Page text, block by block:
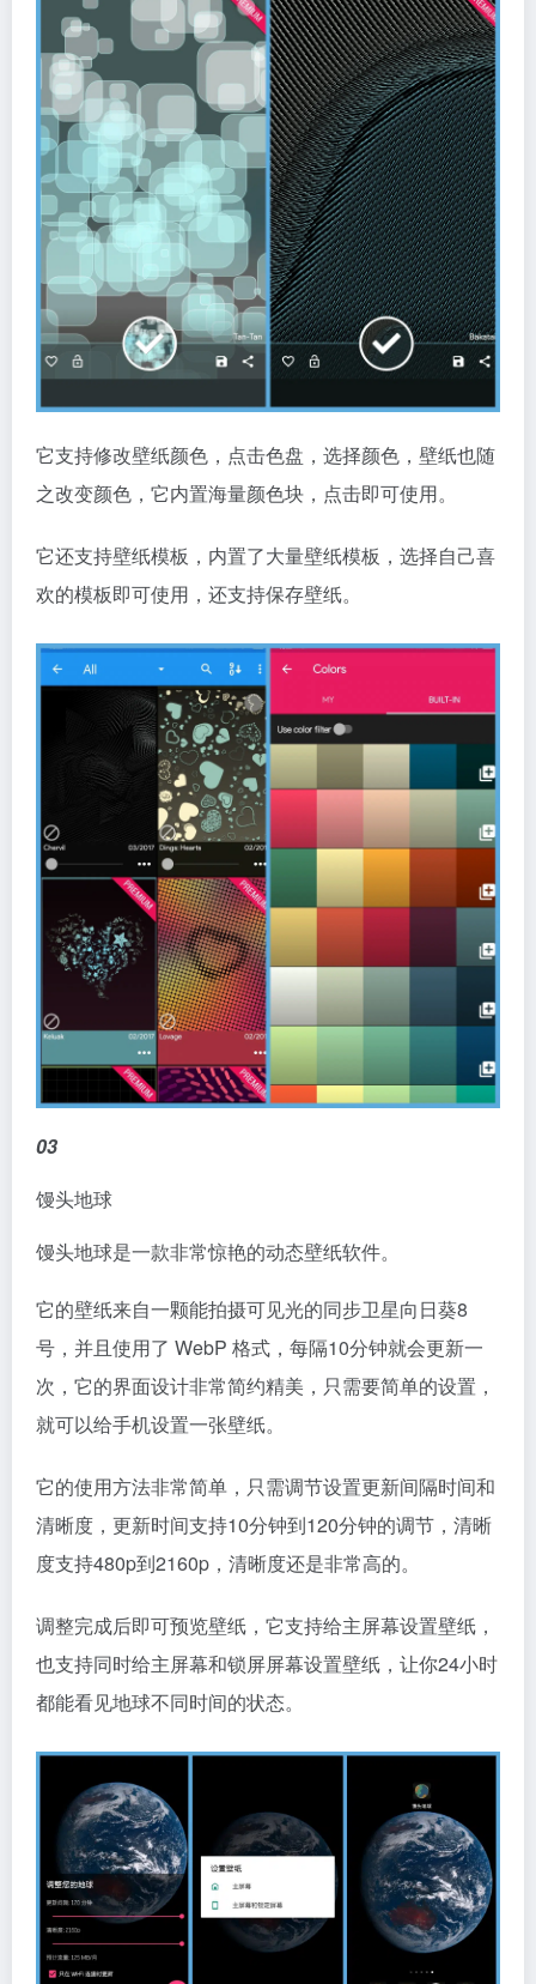
它支持修改壁纸颜色，点击色盘，选择颜色，壁纸也随
之改变颜色，它内置海量颜色块，点击即可使用。
它还支持壁纸模板，内置了大量壁纸模板，选择自己喜
欢的模板即可使用，还支持保存壁纸。
03
馒头地球
馒头地球是一款非常惊艳的动态壁纸软件。
它的壁纸来自一颗能拍摄可见光的同步卫星向日葵8
号，并且使用了 WebP 格式，每隔10分钟就会更新一
次，它的界面设计非常简约精美，只需要简单的设置，
就可以给手机设置一张壁纸。
它的使用方法非常简单，只需调节设置更新间隔时间和
清晰度，更新时间支持10分钟到120分钟的调节，清晰
度支持480p到2160p，清晰度还是非常高的。
调整完成后即可预览壁纸，它支持给主屏幕设置壁纸，
也支持同时给主屏幕和锁屏屏幕设置壁纸，让你24小时
都能看见地球不同时间的状态。